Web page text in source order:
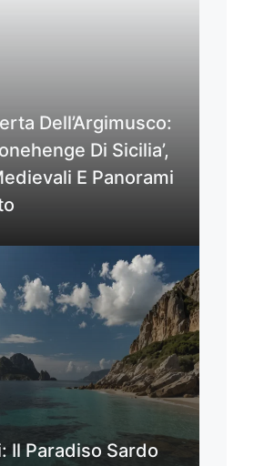
Dell’Argimusco:
Di Sicilia’,
E Panorami
Il Paradiso Sardo